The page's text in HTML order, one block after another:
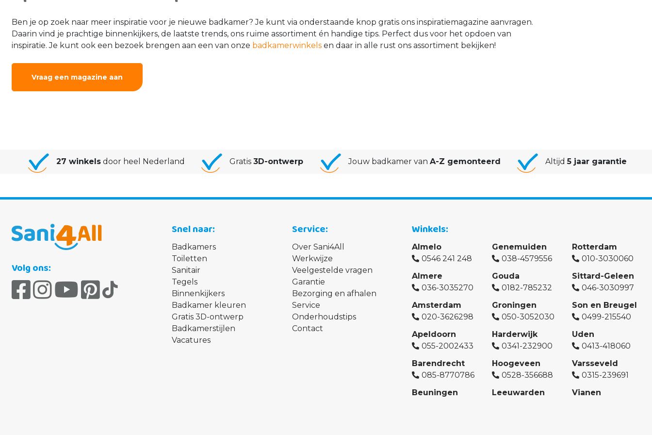
Ben je op zoek naar meer inspiratie voor je nieuwe badkamer? Je kunt via onderstaande knop gratis ons inspiratiemagazine aanvragen.
Daarin vind je prachtige binnenkijkers, de laatste trends, ons ruime assortiment én handige tips. Perfect dus voor het opdoen van
inspiratie. Je kunt ook een bezoek brengen aan een van onze badkamerwinkels en daar in alle rust ons assortiment bekijken!
Vraag een magazine aan
27 winkels door heel Nederland Gratis3D-ontwerp Jouw badkamer van A-Z gemonteerd Altijd5 jaar garantie
Volg ons:
Snel naar
Badkamers
Toiletten
Sanitair
Tegels
Binnenkijkers
Badkamer kleuren
Gratis 3D-ontwerp
Badkamerstijlen
Vacatures
Service
Over Sani4All
Werkwijze
Veelgestelde vragen
Garantie
Bezorging en afhalen
Service
Onderhoudstips
Contact
Winkels
Almelo
0546 241 248
Almere
036-3035270
Amsterdam
020-3626298
Apeldoorn
055-2002433
Barendrecht
085-8770786
Beuningen
Genemuiden
038-4579556
Gouda
0182-785232
Groningen
050-3052030
Harderwijk
0341-232900
Hoogeveen
0528-356688
Leeuwarden
Rotterdam
010-3030060
Sittard-Geleen
046-3030997
Son en Breugel
0499-215540
Uden
0413-418060
Varsseveld
0315-239691
Vianen